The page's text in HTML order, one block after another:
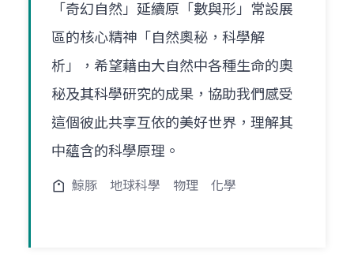
「奇幻自然」延續原「數與形」常設展
區的核心精神「自然奧秘，科學解
析」，希望藉由大自然中各種生命的奧
秘及其科學研究的成果，協助我們感受
這個彼此共享互依的美好世界，理解其
中蘊含的科學原理。
鯨豚 地球科學 物理 化學